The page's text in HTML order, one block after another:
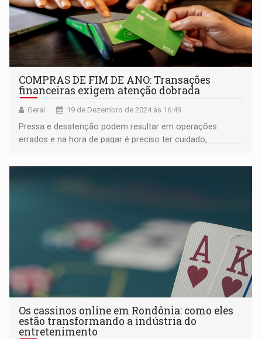
COMPRAS DE FIM DE ANO: Transações
financeiras exigem atenção dobrada
Geral 19 de Dezembro de 2024 às 16:49
Pressa e desatenção podem resultar em operações
errados e na hora de pagar é preciso ter cuidado,
Os cassinos online em Rondônia: como eles
estão transformando a indústria do
entretenimento